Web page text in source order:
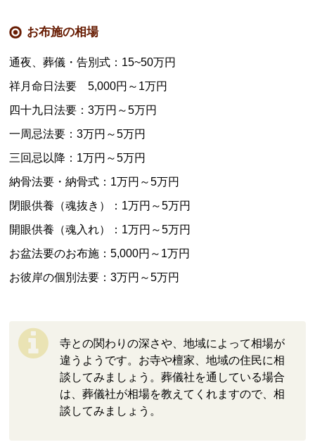
お布施の相場
通夜、葬儀・告別式：15~50万円
祥月命日法要 5,000円～1万円
四十九日法要：3万円～5万円
一周忌法要：3万円～5万円
三回忌以降：1万円～5万円
納骨法要・納骨式：1万円～5万円
閉眼供養（魂抜き）：1万円～5万円
開眼供養（魂入れ）：1万円～5万円
お盆法要のお布施：5,000円～1万円
お彼岸の個別法要：3万円～5万円
寺との関わりの深さや、地域によって相場が
違うようです。お寺や檀家、地域の住民に相
談してみましょう。葬儀社を通している場合
は、葬儀社が相場を教えてくれますので、相
談してみましょう。